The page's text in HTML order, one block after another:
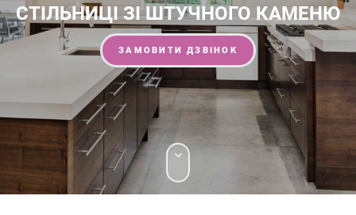
СТІЛЬНИЦІ ЗІ ШТУЧНОГО КАМЕНЮ
ЗАМОВИТИ ДЗВІНОК